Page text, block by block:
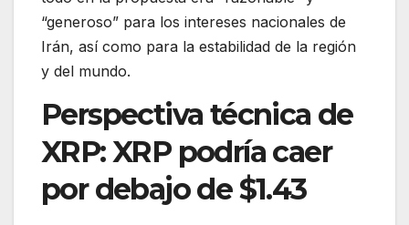
“generoso” para los intereses nacionales de
Irán, así como para la estabilidad de la región
y del mundo.
Perspectiva técnica de
XRP: XRP podría caer
por debajo de $1.43